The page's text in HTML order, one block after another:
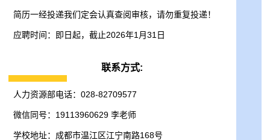
简历一经投递我们定会认真查阅审核，请勿重复投递！
应聘时间：即日起，截止2026年1月31日
联系方式:
人力资源部电话：028-82709577
微信同号：19113960629 李老师
学校地址：成都市温江区江宁南路168号